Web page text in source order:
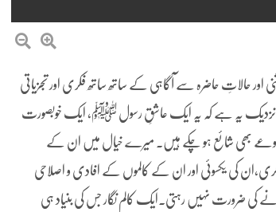
حالاتِ حاضرہ سے آگاہی کے ساتھ ساتھ فکری اور تجزیاتی
نزدیک یہ ہے کہ یہ ایک عاشقِ رسول ﷺ، ایک خوبصورت
بھی شائع ہو چکے ہیں۔ میرے خیال میں ان کے
کی یکسوئی اور ان کے کالموں کے افادی و اصلاحی
کی ضرورت نہیں رہتی۔ایک کالم نگار جس کی بنیاد ہی